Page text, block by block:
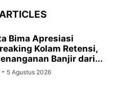
Bima Apresiasi
Kolam Retensi,
Banjir dari...
- 5 Agustus 2026